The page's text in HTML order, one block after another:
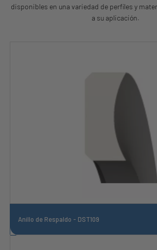
disponibles en una variedad de perfiles y
a su aplicación.
Anillo de Respaldo - DST109